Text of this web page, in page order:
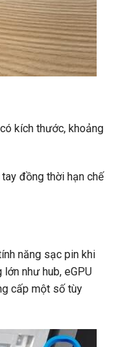
kích thước, khoảng
đồng thời hạn chế
năng sạc pin khi
như hub, eGPU
cấp một số tùy